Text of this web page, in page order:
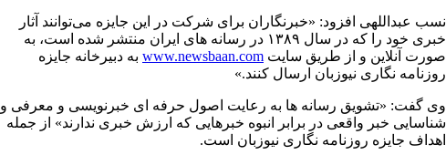
نسب عبداللهی افزود: «خبرنگاران برای شرکت در این جایزه می‌توانند آثار
خبری خود را که در سال ۱۳۸۹ در رسانه های ایران منتشر شده است، به
صورت آنلاین و از طریق سایت www.newsbaan.com به دبیرخانه جایزه
روزنامه نگاری نیوزبان ارسال کنند.»
وی گفت: «تشویق رسانه‌ ها به رعایت اصول حرفه ای خبرنویسی و معرفی و
شناسایی خبر واقعی در برابر انبوه خبرهایی که ارزش خبری ندارند» از جمله
اهداف جایزه روزنامه نگاری نیوزبان است.